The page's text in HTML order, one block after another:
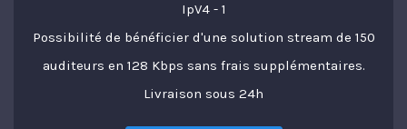
IpV4 - 1
Possibilité de bénéficier d'une solution stream de 150
auditeurs en 128 Kbps sans frais supplémentaires.
Livraison sous 24h